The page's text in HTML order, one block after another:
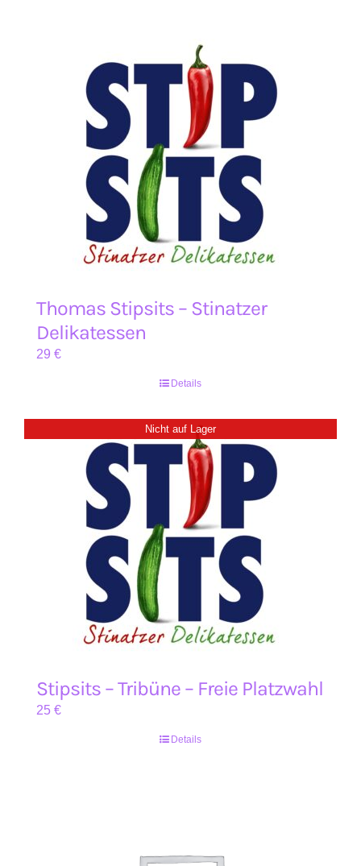
Thomas Stipsits – Stinatzer
Delikatessen
29 €
Details
Nicht auf Lager
Stipsits – Tribüne – Freie Platzwahl
25 €
Details